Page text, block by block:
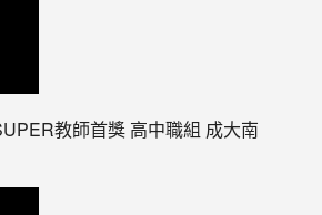
教師首獎 高中職組 成大南